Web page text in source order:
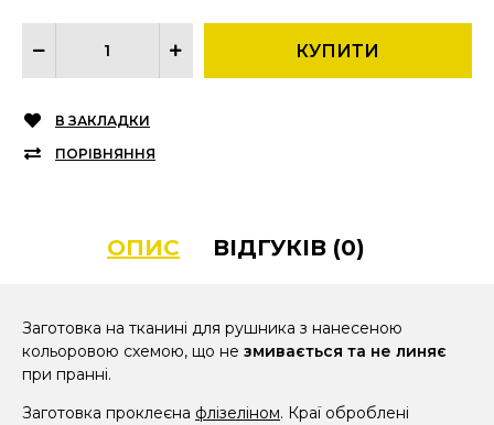
В ЗАКЛАДКИ
ПОРІВНЯННЯ
ОПИС ВІДГУКІВ (0)
Заготовка на тканині для рушника з нанесеною
кольоровою схемою, що не змивається та не линяє
при пранні.
Заготовка проклеєна флізеліном. Краї оброблені